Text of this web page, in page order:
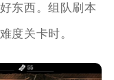
东西。组队刷本
度关卡时。